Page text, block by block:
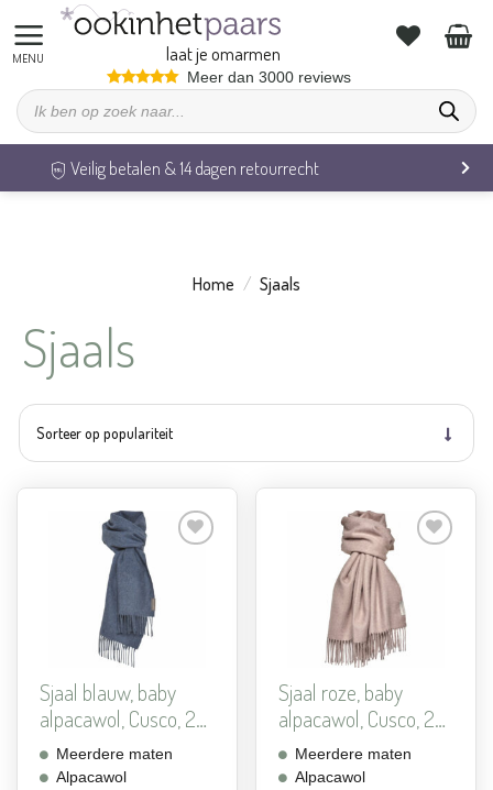
naar
inhoud
laat je omarmen
Meer dan 3000 reviews
Producten
zoeken
Veilig betalen & 14 dagen retourrecht
Home / Sjaals
Sjaals
verlanglijst
toevoegen
Sjaal blauw, baby
alpacawol, Cusco, 2
maten
Meerdere maten
Alpacawol
verlanglijst
toevoegen
Sjaal roze, baby
alpacawol, Cusco, 2
maten
Meerdere maten
Alpacawol